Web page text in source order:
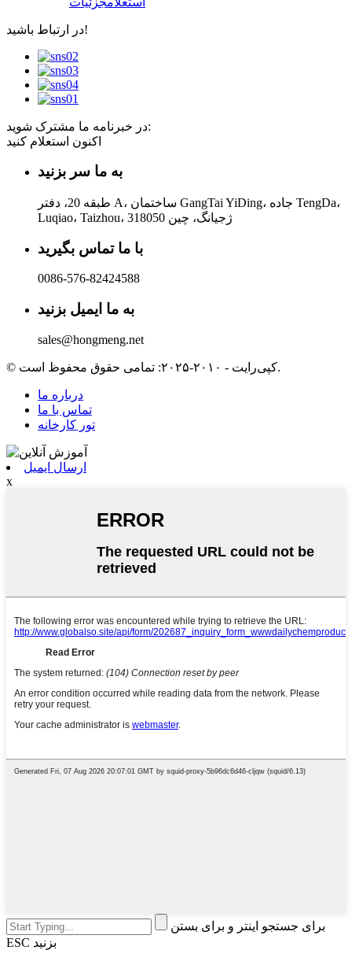
در ارتباط باشید!
در خبرنامه ما مشترک شوید:
اکنون استعلام کنید
به ما سر بزنید
طبقه 20، دفتر A، ساختمان GangTai YiDing، جاده TengDa،
Luqiao، Taizhou، ژجیانگ، چین 318050
با ما تماس بگیرید
0086-576-82424588
به ما ایمیل بزنید
sales@hongmeng.net
© کپی‌رایت - ۲۰۱۰-۲۰۲۵: تمامی حقوق محفوظ است.
درباره ما
تماس با ما
تور کارخانه
ارسال ایمیل
x
برای جستجو اینتر و برای بستن
ESC بزنید